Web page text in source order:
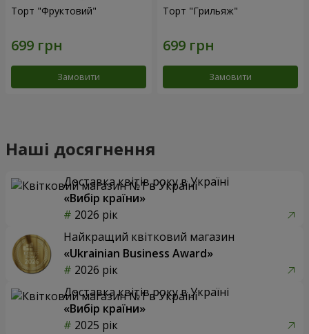
Торт "Фруктовий"
Замовити
Торт "Грильяж"
Замовити
Наші досягнення
Доставка квітів року в Україні
«Вибір країни»
2026 рік
Найкращий квітковий магазин
«Ukrainian Business Award»
2026 рік
Доставка квітів року в Україні
«Вибір країни»
2025 рік